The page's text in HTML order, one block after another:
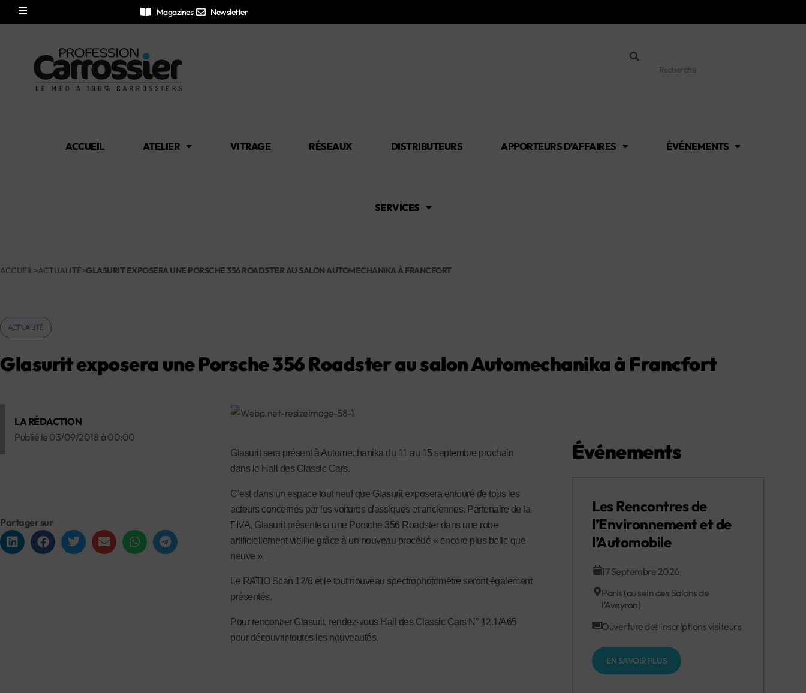
Magazines Newsletter
ACCUEIL ATELIER VITRAGE RÉSEAUX DISTRIBUTEURS APPORTEURS D’AFFAIRES ÉVÉNEMENTS
SERVICES
ACCUEIL >ACTUALITÉ>GLASURIT EXPOSERA UNE PORSCHE 356 ROADSTER AU SALON AUTOMECHANIKA À FRANCFORT
ACTUALITÉ
Glasurit exposera une Porsche 356 Roadster au salon Automechanika à Francfort
LA RÉDACTION
Publié le 03/09/2018 à 00:00
Partager sur
Glasurit sera présent à Automechanika du 11 au 15 septembre prochain
dans le Hall des Classic Cars.
C’est dans un espace tout neuf que Glasurit exposera entouré de tous les
acteurs concernés par les voitures classiques et anciennes. Partenaire de la
FIVA, Glasurit présentera une Porsche 356 Roadster dans une robe
artificiellement vieillie grâce à un nouveau procédé « encore plus belle que
neuve ».
Le RATIO Scan 12/6 et le tout nouveau spectrophotomètre seront également
présentés.
Pour rencontrer Glasurit, rendez-vous Hall des Classic Cars N° 12.1/A65
pour découvrir toutes les nouveautés.
Événements
Les Rencontres de
l’Environnement et de
l’Automobile
17 Septembre 2026
Paris (au sein des Salons de
l’Aveyron)
Ouverture des inscriptions visiteurs
EN SAVOIR PLUS